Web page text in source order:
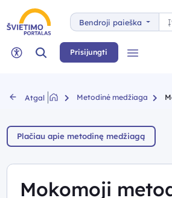
Bendroji paieška
Neįgaliųjų rėžimas
Paieška Prisijungti
Atgal Metodinė medžiaga
Plačiau apie metodinę medžiagą
Mokomoji